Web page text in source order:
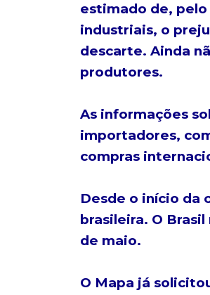
estimado de,
industriais, o
descarte. Ainda
produtores.
As informações
importadores,
compras
Desde o início da
brasileira. O
de maio.
O Mapa já